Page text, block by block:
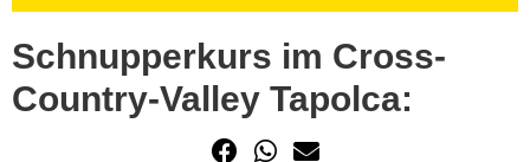
Schnupperkurs im Cross-
Country-Valley Tapolca: